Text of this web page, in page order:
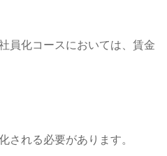
員化コースにおいては、賃金
される必要があります。